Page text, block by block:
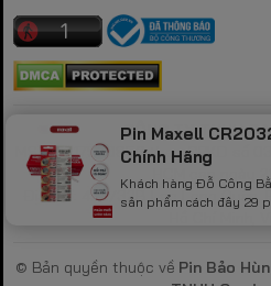
CÔNG TY TNHH
MST: 0317530856 theo GPKD số
HCM cấp ngày
Địa chỉ: 423/32B Lạc Long Quân,
© Bản quyền thuộc về Pin Bảo
Pin Maxell
Chính Hãng
Khách hàng Đỗ Công
sản phẩm cách đây 29